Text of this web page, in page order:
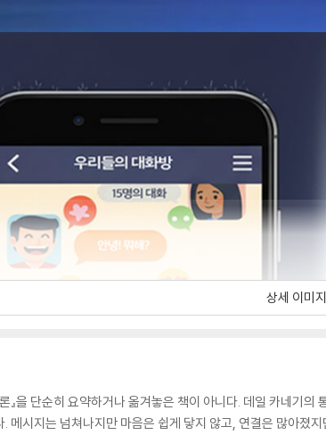
상세 이미
』을 단순히 요약하거나 옮겨놓은 책이 아니다. 데일 카네기
. 메시지는 넘쳐나지만 마음은 쉽게 닿지 않고, 연결은 많아졌